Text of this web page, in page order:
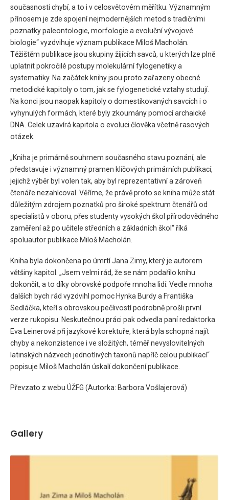
současnosti chybí, a to i v celosvětovém měřítku. Významným
přínosem je zde spojení nejmodernějších metod s tradičními
poznatky paleontologie, morfologie a evoluční vývojové
biologie“ vyzdvihuje význam publikace Miloš Macholán.
Těžištěm publikace jsou skupiny žijících savců, u kterých lze plně
uplatnit pokročilé postupy molekulární fylogenetiky a
systematiky. Na začátek knihy jsou proto zařazeny obecné
metodické kapitoly o tom, jak se fylogenetické vztahy studují.
Na konci jsou naopak kapitoly o domestikovaných savcích i o
vyhynulých formách, které byly zkoumány pomocí archaické
DNA. Celek uzavírá kapitola o evoluci člověka včetně rasových
otázek.
„Kniha je primárně souhrnem současného stavu poznání, ale
představuje i významný pramen klíčových primárních publikací,
jejichž výběr byl volen tak, aby byl reprezentativní a zároveň
čtenáře nezahlcoval. Věříme, že právě proto se kniha může stát
důležitým zdrojem poznatků pro široké spektrum čtenářů od
specialistů v oboru, přes studenty vysokých škol přírodovědného
zaměření až po učitele středních a základních škol“ říká
spoluautor publikace Miloš Macholán.
Kniha byla dokončena po úmrtí Jana Zimy, který je autorem
většiny kapitol. „Jsem velmi rád, že se nám podařilo knihu
dokončit, a to díky obrovské podpoře mnoha lidí. Vedle mnoha
dalších bych rád vyzdvihl pomoc Hynka Burdy a Františka
Sedláčka, kteří s obrovskou pečlivostí podrobně prošli první
verze rukopisu. Neskutečnou práci pak odvedla paní redaktorka
Eva Leinerová při jazykové korektuře, která byla schopná najít
chyby a nekonzistence i ve složitých, téměř nevyslovitelných
latinských názvech jednotlivých taxonů napříč celou publikací“
popisuje Miloš Macholán úskalí dokončení publikace.
Převzato z webu ÚŽFG (Autorka: Barbora Vošlajerová)
Gallery